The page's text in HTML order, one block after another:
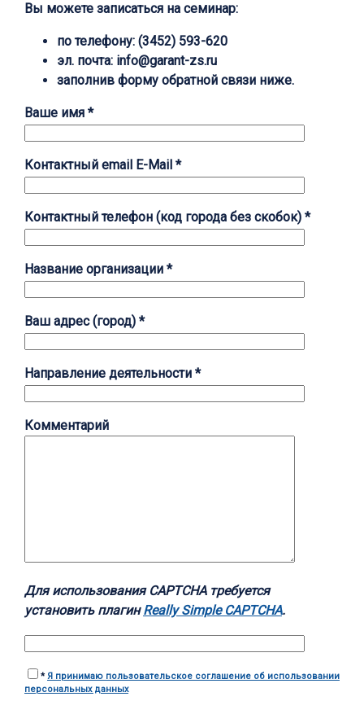
Вы можете записаться на семинар:
по телефону: (3452) 593-620
эл. почта: info@garant-zs.ru
заполнив форму обратной связи ниже.
Ваше имя *
Контактный email E-Mail *
Контактный телефон (код города без скобок) *
Название организации *
Ваш адрес (город) *
Направление деятельности *
Комментарий
Для использования CAPTCHA требуется
установить плагинReally Simple CAPTCHA.
*Я принимаю пользовательское соглашение об использовании
персональных данных